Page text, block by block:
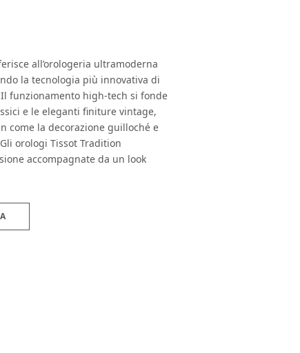
all’orologeria ultramoderna
la tecnologia più innovativa di
funzionamento high-tech si fonde
e le eleganti finiture vintage,
come la decorazione guilloché e
orologi Tissot Tradition
accompagnate da un look